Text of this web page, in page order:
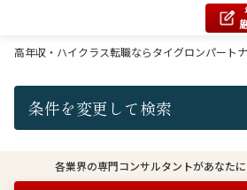
高年収・ハイクラス転職ならタイグロンパート
条件を変更して検索
各業界の専門コンサルタントがあなた